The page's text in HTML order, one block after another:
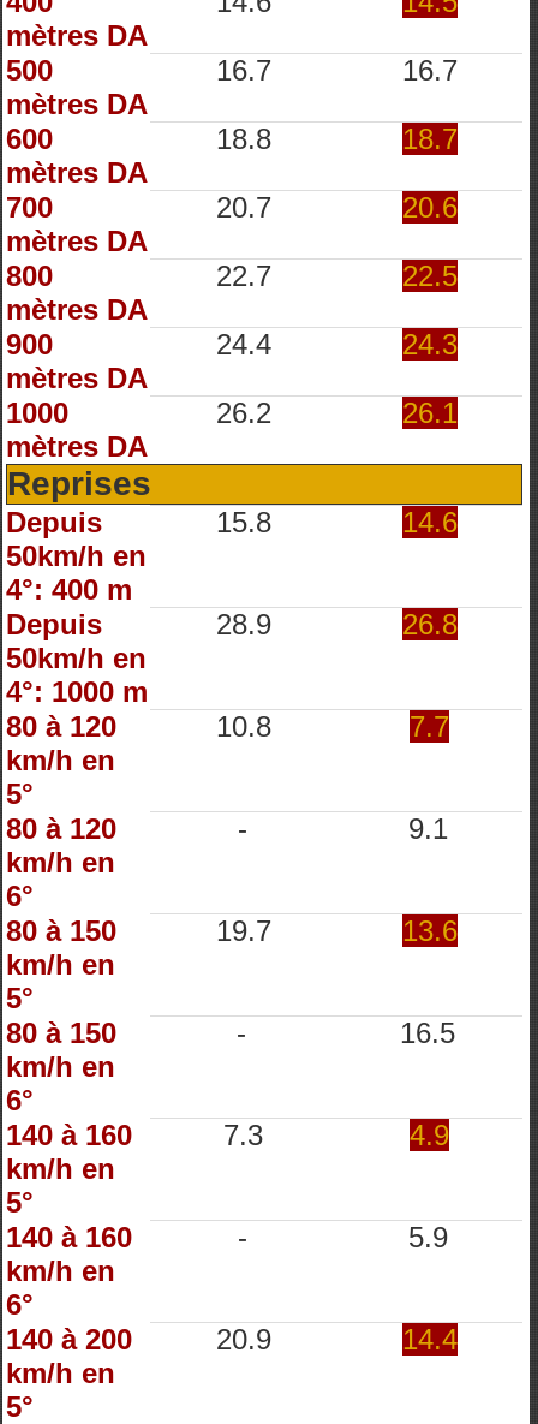
mètres DA
500
mètres DA
16.7 16.7
600
mètres DA
18.8 18.7
700
mètres DA
20.7 20.6
800
mètres DA
22.7 22.5
900
mètres DA
24.4 24.3
1000
mètres DA
26.2 26.1
Reprises
Depuis
50km/h en
4°: 400 m
15.8 14.6
Depuis
50km/h en
4°: 1000 m
28.9 26.8
80 à 120
km/h en
5°
10.8 7.7
80 à 120
km/h en
6°
- 9.1
80 à 150
km/h en
5°
19.7 13.6
80 à 150
km/h en
6°
- 16.5
140 à 160
km/h en
5°
7.3 4.9
140 à 160
km/h en
6°
- 5.9
140 à 200
km/h en
5°
20.9 14.4